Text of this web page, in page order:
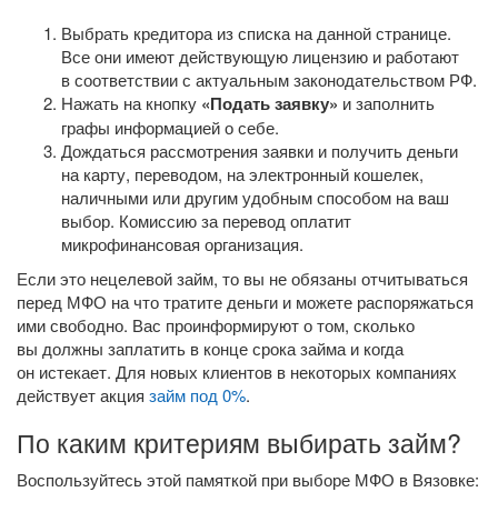
Выбрать кредитора из списка на данной странице.
Все они имеют действующую лицензию и работают
в соответствии с актуальным законодательством РФ.
Нажать на кнопку «Подать заявку» и заполнить
графы информацией о себе.
Дождаться рассмотрения заявки и получить деньги
на карту, переводом, на электронный кошелек,
наличными или другим удобным способом на ваш
выбор. Комиссию за перевод оплатит
микрофинансовая организация.
Если это нецелевой займ, то вы не обязаны отчитываться
перед МФО на что тратите деньги и можете распоряжаться
ими свободно. Вас проинформируют о том, сколько
вы должны заплатить в конце срока займа и когда
он истекает. Для новых клиентов в некоторых компаниях
действует акция займ под 0%.
По каким критериям выбирать займ?
Воспользуйтесь этой памяткой при выборе МФО в Вязовке: